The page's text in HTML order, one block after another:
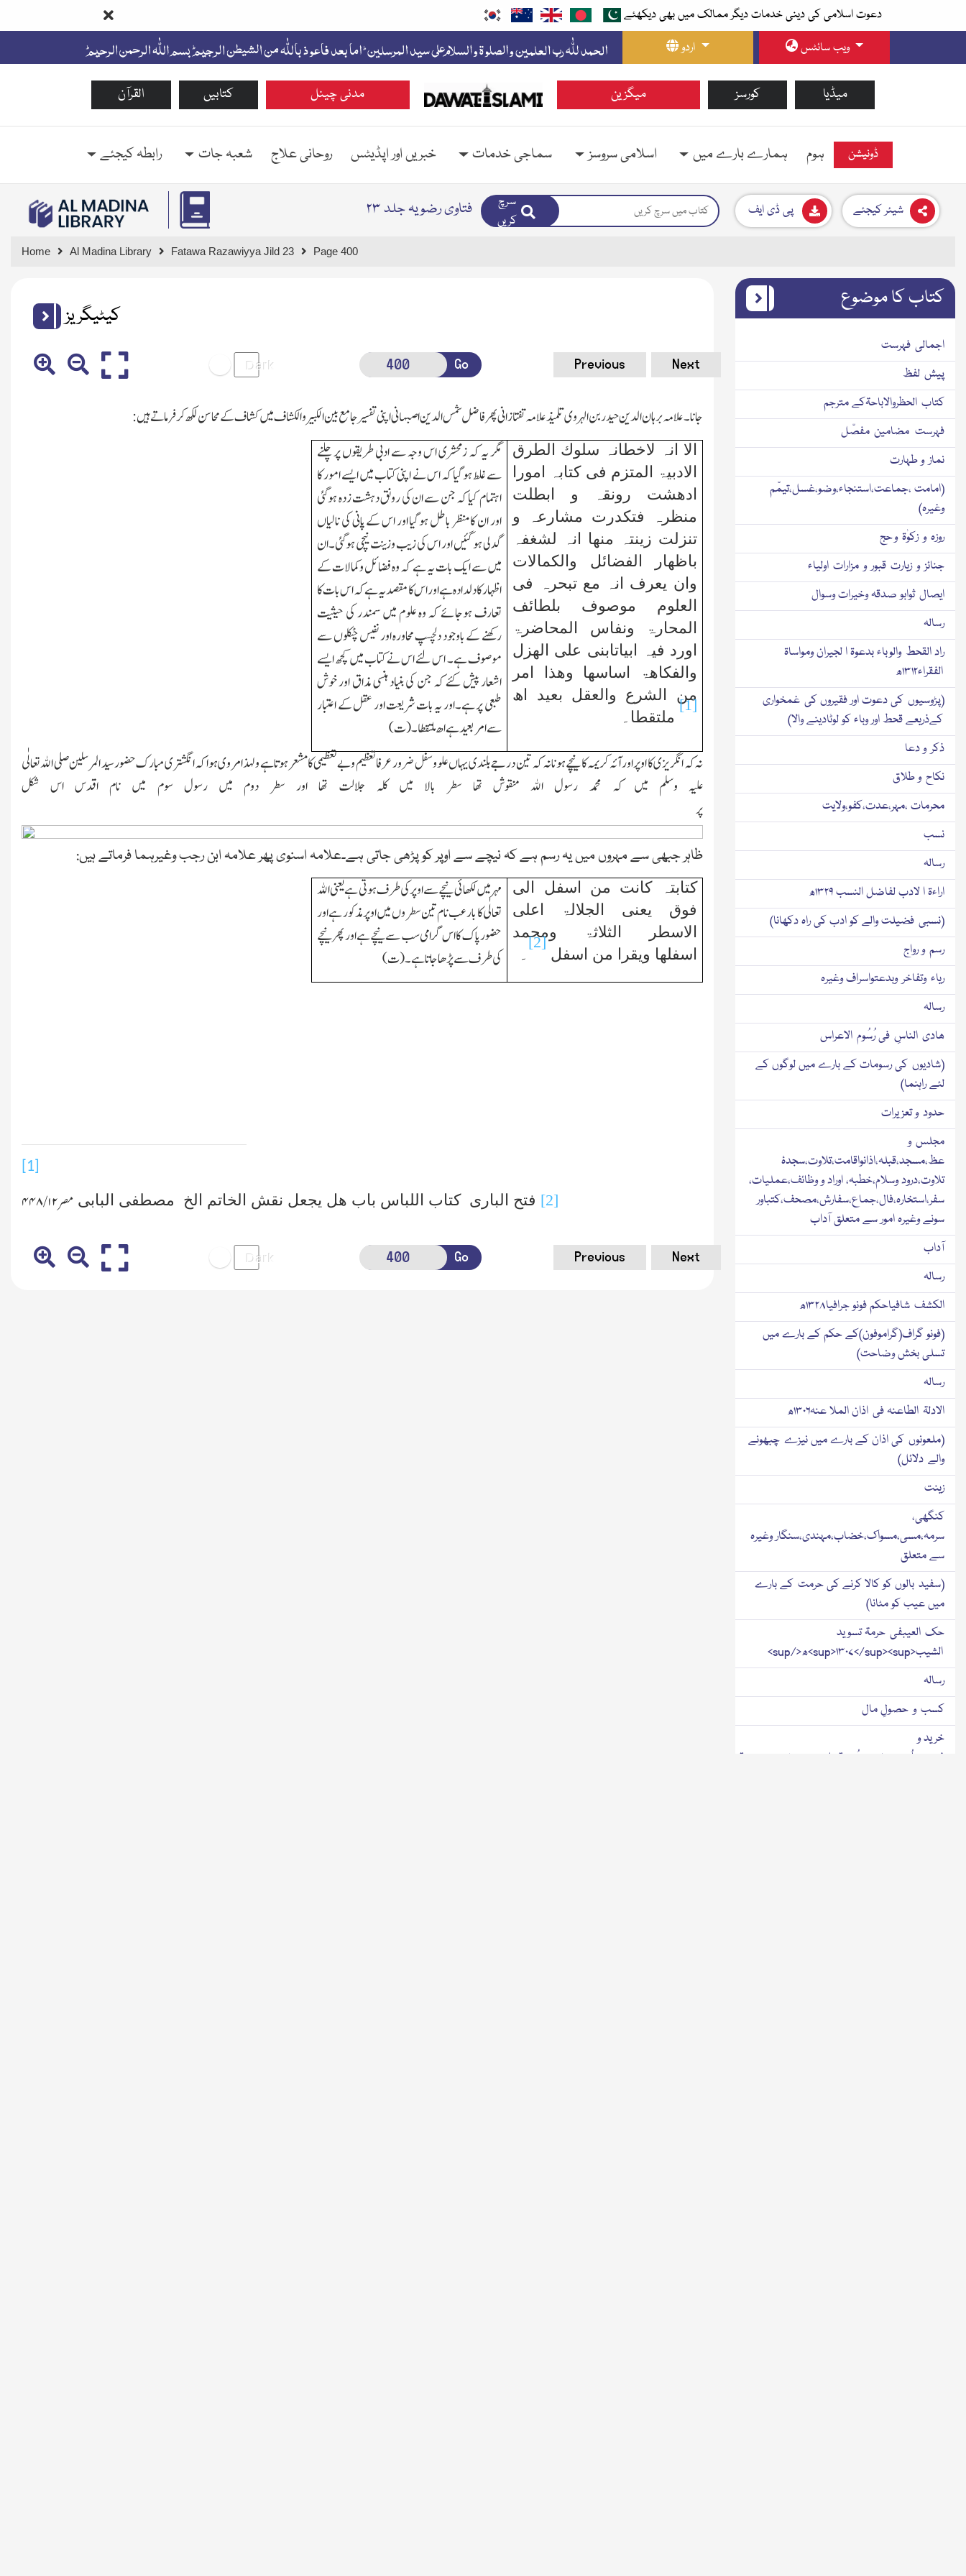
دعوت اسلامی کی دینی خدمات دیگر ممالک میں بھی دیکھئے
اردو
ویب سائٹس
القرآن کتابیں مدنی چینل میگزین کورسز میڈیا
ہوم ہمارے بارے میں اسلامی سروسز سماجی خدمات خبریں اور اپڈیٹس روحانی علاج شعبہ جات رابطہ کیجئے ڈونیشن
فتاوی رضویہ جلد ۲۳
سرچ
کریں
پی ڈی ایف شیئر کیجئے
Home Al Madina Library Fatawa Razawiyya Jild 23 Page 400
کیٹیگریز
Go Previous Next
جانا۔علامہ برہان الدین حیدر بن الہروی تلمیذ علامہ تفتازانی پھر فاضل شمس الدین اصبہانی اپنی تفسیر جامع بین الکبیر والکشاف میں کشاف کے محاسن لکھ کر فرماتے ہیں:
الا انہ لاخطانہ سلوك الطرق
الادبیۃ المتزم فی کتابہ امورا
ادھشت رونقہ و ابطلت
منظرہ فتکدرت مشارعہ و
تنزلت زینتہ منھا انہ لشغفہ
باظھار الفضائل والکمالات
وان یعرف انہ مع تبحرہ فی
العلوم موصوف بلطائف
المحارۃ ونفاس المحاضرۃ
اورد فیہ ابیاتابنی علی الھزل
والفکاھۃ اساسھا وھذا امر
من الشرع والعقل بعید اھ
[1]
ملتقطا۔
مگر یہ کہ زمحشری اس وجہ سے ادبی طریقوں پر چلنے
سے غلط ہوگیا کہ اس نے اپنی کتاب میں ایسے امور کا
اہتمام کیا کہ جن سے ان کی رونق دہشت زدہ ہوگئی
اور ان کا منظر باطل ہوگیا اور اس کے پانی کی نالیاں
گدلی ہوگئیں اور اس کی زیب وزینت نیچی ہوگئی۔ان
میں سے ایك بات یہ ہے کہ وہ فضائل وکمالات کے
اظہار کا دلدادہ ہے اور اس کا مقصد یہ ہے کہ اس بات کا
تعارف ہوجائے کہ وہ علوم میں سمندر کی حیثیت
رکھنے کے باوجود دلچسپ محاورہ اور نفیس چٹکلوں سے
موصوف ہے۔ اس لئے اس نے کتاب میں کچھ ایسے
اشعار پیش کئے کہ جن کی بنیاد ہنسی مذاق اور خوش
طبعی پر ہے۔اور یہ بات شریعت اور عقل کے اعتبار
سے امربعید ہے اھ ملتقطا۔(ت)
نہ کہ انگریزی کا اوپر اور آئہ کریمہ کا نیچے ہونا نہ کہ تین درجے بلندی یہاں علو وسفل ضرور عرفا تعظیم و بے تعظیمی کا مشعر ہوتا ہے ولہذا مروی ہوا کہ انگشتری مبارك حضور سید المرسلین صلی الله تعالٰی
علیہ وسلم میں کہ محمد رسول الله منقوش تھا سطر بالا میں کلہ جلالت تھا اور سطر دوم میں رسول سوم میں نام اقدس اس شکل
پر
ظاہر جبھی سے مہروں میں یہ رسم ہے کہ نیچے سے اوپر کو پڑھی جاتی ہے۔علامہ اسنوی پھر علامہ ابن رجب وغیرہما فرماتے ہیں:
کتابتہ کانت من اسفل الی
فوق یعنی الجلالۃ اعلی
الاسطر الثلاثۃ ومحمد
اسفلھا ویقرا من اسفل
[2]
۔
مہر میں لکھائی نیچے سے اوپر کی طرف ہوتی ہے یعنی الله
تعالٰی کا بارعب نام تین سطروں میں اوپر مذکور ہے اور
حضور پاك کا اس گرامی سب سے نیچے ہے اور پھر نیچے
کی طرف سے پڑھا جاتاہے۔(ت)
[1]
[2] فتح الباری کتاب اللباس باب ھل یجعل نقش الخاتم الخ مصطفی البابی مصر۱۲ /۴۴۸
Go Previous Next
کتاب کا موضوع
اجمالی فہرست
پیش لفظ
کتاب الحظروالاباحۃکے مترجم
فہرست مضامین مفصّل
نماز و طہارت
(امامت ،جماعت،استنجاء،وضو،غسل،تیمّم
وغیرہ)
روزہ و زکوٰۃ و حج
جنائز و زیارت قبور و مزارات اولیاء
ایصال ثوابو صدقہ وخیرات وسوال
رسالہ
راد القحط والوباء بدعوۃ ا لجیران ومواساۃ
الفقراء۱۳۱۲ھ
(پڑوسیوں کی دعوت اور فقیروں کی غمخواری
کےذریعے قحط اور وباء کو لوٹادینے والا)
ذکر و دعا
نکاح و طلاق
محرمات ،مہر،عدت،کفو،ولایت
نسب
رسالہ
اراءۃ ا لادب لفاضل النسب ۱۳۲۹ھ
(نسبی فضیلت والے کو ادب کی راہ دکھانا)
رسم و رواج
ریاء وتفاخر وبدعتواسراف وغیرہ
رسالہ
ھادی الناسِ فی رُسُوم الاعراس
(شادیوں کی رسومات کے بارے میں لوگوں کے
لئے راہنما)
حدود و تعزیرات
مجلس و
عظ،مسجد،قبلہ،اذانواقامت،تلاوت،سجدۂ
تلاوت،درود وسلام،خطبہ، اوراد و وظائف،عملیات،
سفر،استخارہ،فال،جماع،سفارش،مصحف،کتباور
سونے وغیرہ امور سے متعلق آداب
آداب
رسالہ
الکشف شافیاحکم فونو جرافیا۱۳۲۸ھ
(فونو گراف(گراموفون)کے حکم کے بارے میں
تسلی بخش وضاحت)
رسالہ
الادلۃ الطاعنہ فی اذان الملا عنہ۱۳۰۶ھ
(ملعونوں کی اذان کے بارے میں نیزے چبھونے
والے دلائل)
زینت
کنگھی،
سرمہ،مسی،مسواک،خضاب،مہندی،سنگار وغیرہ
سے متعلق
(سفید بالوں کو کالا کرنے کی حرمت کے بارے
میں عیب کو مٹانا)
حك العیبفی حرمۃ تسوید
الشیب<sup>۱۳۰۷</sup><sup>ھ</sup>
رسالہ
کسب و حصولِ مال
خرید و
فروخت،اُجرت،رشوت،سُود،قمار،بیمہ،پیشہ،صنعت،قرض،نذرانہ،ہبہ،میراث،غصب